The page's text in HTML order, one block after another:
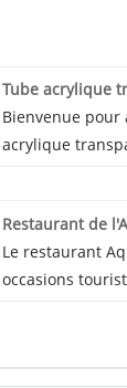
Tube acrylique
Bienvenue
acrylique
tubes acryliques
transparents à
excellente
hyperbares, les
Restaurant de
Le restaurant
occasions